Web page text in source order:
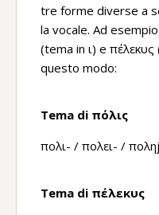
tre forme diverse a
la vocale. Ad
(tema in ι) e
questo modo:
Tema di πόλις
πολι- / πολει- /
Tema di πέλεκυς